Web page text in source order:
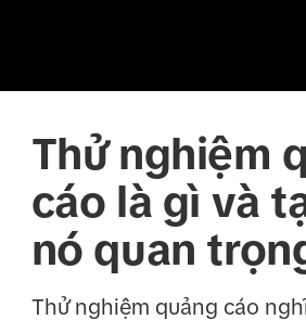
Thử nghiệm
cáo là gì và
nó quan
Thử nghiệm quảng cáo